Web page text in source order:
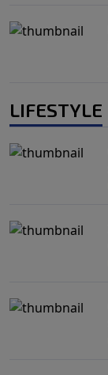
LIFESTYLE